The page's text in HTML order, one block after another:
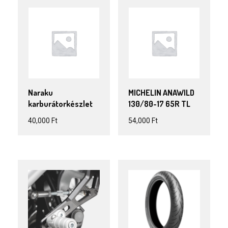
Naraku
karburátorkészlet
40,000 Ft
MICHELIN ANAWILD
130/80-17 65R TL
54,000 Ft